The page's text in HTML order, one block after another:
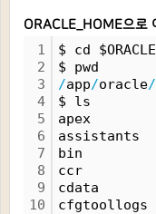
ORACLE_HOME으로
1
2
3
4
5
6
7
8
9
10
$ cd
$ pwd
/app/oracle/
$ ls
apex
assistants
bin
ccr
cdata
cfgtoollogs